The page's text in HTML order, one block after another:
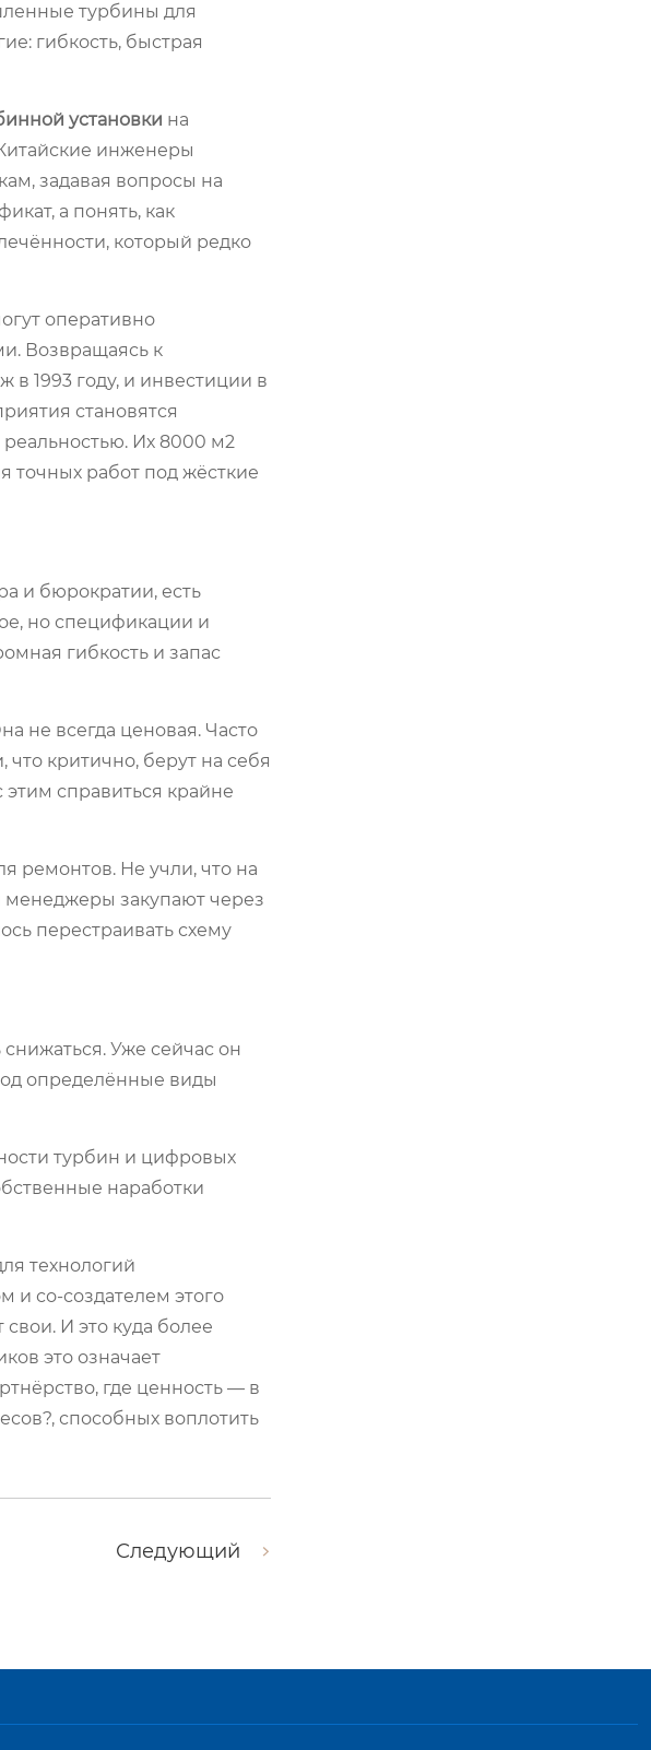
турбины для
гибкость, быстрая
установки на
инженеры
задавая вопросы на
а понять, как
который редко
оперативно
Возвращаясь к
в 1993 году, и инвестиции в
становятся
Их 8000 м2
точных работ под жёсткие
и бюрократии, есть
но спецификации и
гибкость и запас
не всегда ценовая. Часто
критично, берут на себя
справиться крайне
ремонтов. Не учли, что на
менеджеры закупают через
перестраивать схему
Уже сейчас он
определённые виды
турбин и цифровых
наработки
технологий
и со-создателем этого
И это куда более
это означает
где ценность — в
способных воплотить
Следующий